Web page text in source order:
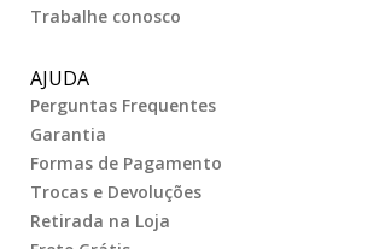
Trabalhe conosco
AJUDA
Perguntas Frequentes
Garantia
Formas de Pagamento
Trocas e Devoluções
Retirada na Loja